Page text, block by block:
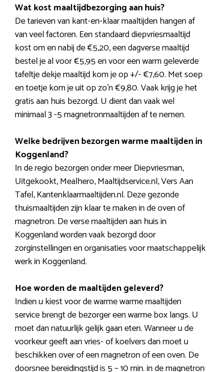
Wat kost maaltijdbezorging aan huis?
De tarieven van kant-en-klaar maaltijden hangen af
van veel factoren. Een standaard diepvriesmaaltijd
kost om en nabij de €5,20, een dagverse maaltijd
bestel je al voor €5,95 en voor een warm geleverde
tafeltje dekje maaltijd kom je op +/- €7,60. Met soep
en toetje kom je uit op zo’n €9,80. Vaak krijg je het
gratis aan huis bezorgd. U dient dan vaak wel
minimaal 3 -5 magnetronmaaltijden af te nemen.
Welke bedrijven bezorgen warme maaltijden in
Koggenland?
In de regio bezorgen onder meer Diepvriesman,
Uitgekookt, Mealhero, Maaltijdservice.nl, Vers Aan
Tafel, Kantenklaarmaaltijden.nl. Deze gezonde
thuismaaltijden zijn klaar te maken in de oven of
magnetron. De verse maaltijden aan huis in
Koggenland worden vaak bezorgd door
zorginstellingen en organisaties voor maatschappelijk
werk in Koggenland.
Hoe worden de maaltijden geleverd?
Indien u kiest voor de warme warme maaltijden
service brengt de bezorger een warme box langs. U
moet dan natuurlijk gelijk gaan eten. Wanneer u de
voorkeur geeft aan vries- of koelvers dan moet u
beschikken over of een magnetron of een oven. De
doorsnee bereidingstijd is 5 – 10 min. in de magnetron